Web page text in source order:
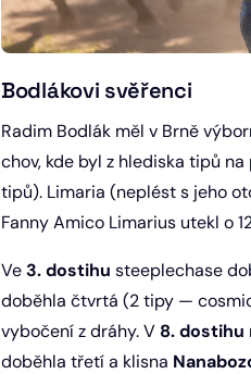
Bodlákovi svěřenci
Radim Bodlák měl v Brně
chov, kde byl z hlediska tipů
tipů). Limaria (neplést s jeho
Fanny Amico Limarius utekl o
Ve3. dostihu steeplechase
doběhla čtvrtá (2 tipy —
vybočení z dráhy. V 8. dostihu
doběhla třetí a klisna